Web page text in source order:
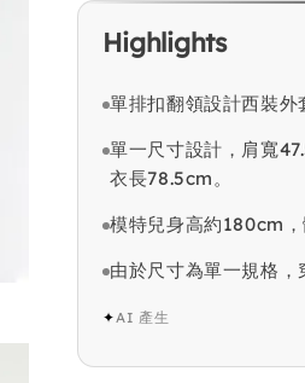
Highlights
單排扣翻領設計西裝外
單一尺寸設計，肩寬
衣長78.5cm。
模特兒身高約180cm
由於尺寸為單一規格，
✦AI 產生